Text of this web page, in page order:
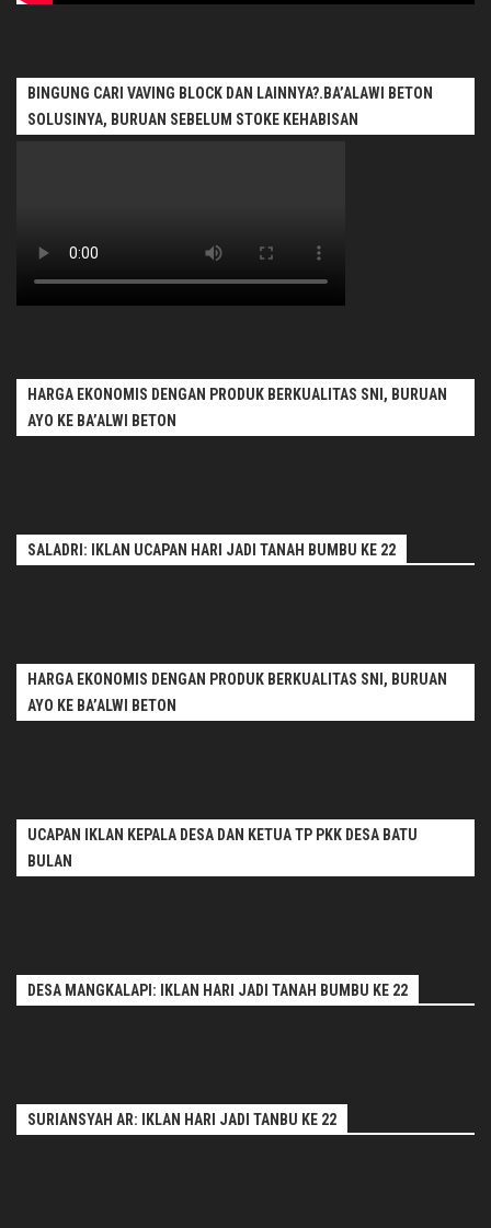
BINGUNG CARI VAVING BLOCK DAN LAINNYA?.BA’ALAWI BETON
SOLUSINYA, BURUAN SEBELUM STOKE KEHABISAN
HARGA EKONOMIS DENGAN PRODUK BERKUALITAS SNI, BURUAN
AYO KE BA’ALWI BETON
SALADRI: IKLAN UCAPAN HARI JADI TANAH BUMBU KE 22
HARGA EKONOMIS DENGAN PRODUK BERKUALITAS SNI, BURUAN
AYO KE BA’ALWI BETON
UCAPAN IKLAN KEPALA DESA DAN KETUA TP PKK DESA BATU
BULAN
DESA MANGKALAPI: IKLAN HARI JADI TANAH BUMBU KE 22
SURIANSYAH AR: IKLAN HARI JADI TANBU KE 22